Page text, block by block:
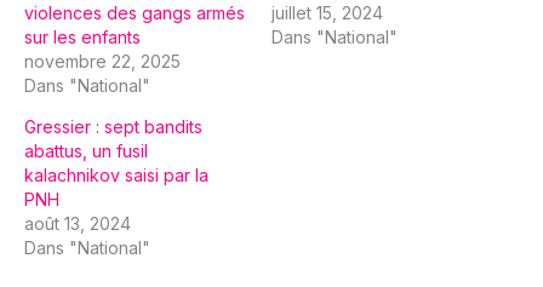
violences des gangs armés
sur les enfants
novembre 22, 2025
Dans "National"
juillet 15, 2024
Dans "National"
Gressier : sept bandits
abattus, un fusil
kalachnikov saisi par la
PNH
août 13, 2024
Dans "National"